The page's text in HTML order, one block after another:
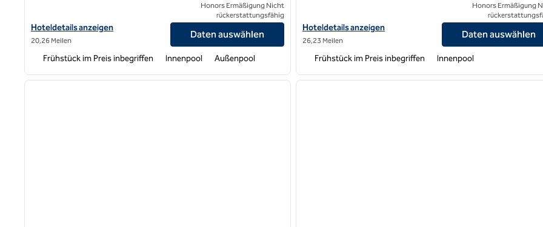
Hoteldetails für Embassy Suites by Hilton Anaheim Orange anzeigen
Hoteldetails anzeigen
20,26 Meilen
Honors Ermäßigung Nicht
rückerstattungsfähig
Daten auswählen
Frühstück im Preis inbegriffen Innenpool Außenpool
Hoteldetails für Embassy Suites by Hilton Santa Ana Orange
Hoteldetails anzeigen
26,23 Meilen
Honors Ermäßigung
Daten auswählen
Frühstück im Preis inbegriffen Innenpool
1 von 12
nächstes Bild
1 von 12